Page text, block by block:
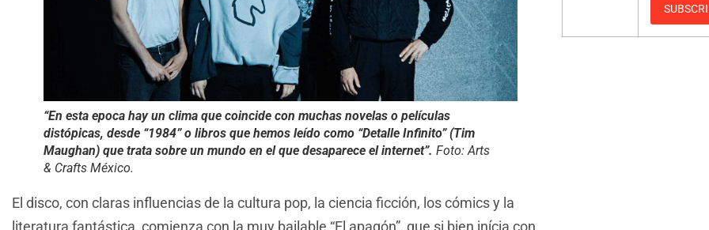
“En esta epoca hay un clima que coincide con muchas novelas o películas
distópicas, desde “1984” o libros que hemos leído como “Detalle Infinito” (Tim
Maughan) que trata sobre un mundo en el que desaparece el internet”. Foto: Arts
& Crafts México.
El disco, con claras influencias de la cultura pop, la ciencia ficción, los cómics y la
literatura fantástica, comienza con la muy bailable “El apagón”, que si bien inícia con